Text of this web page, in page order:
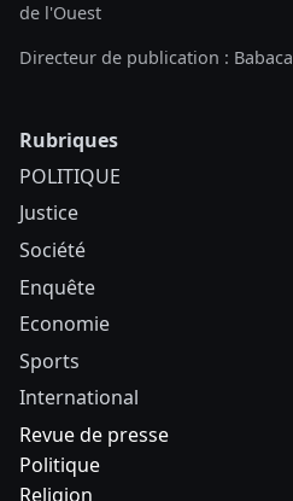
de l'Ouest
Directeur de publication :
Rubriques
POLITIQUE
Justice
Société
Enquête
Economie
Sports
International
Revue de presse
Politique
Religion